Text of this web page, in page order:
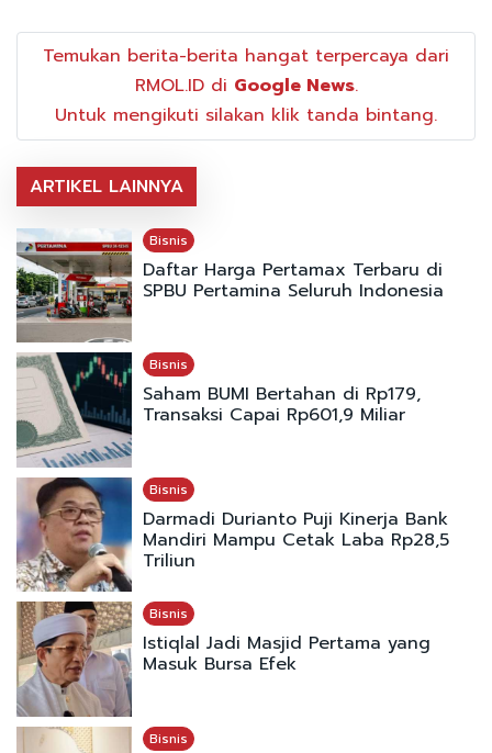
Temukan berita-berita hangat terpercaya dari
RMOL.ID di Google News.
Untuk mengikuti silakan klik tanda bintang.
ARTIKEL LAINNYA
Bisnis
Daftar Harga Pertamax Terbaru di
SPBU Pertamina Seluruh Indonesia
Bisnis
Saham BUMI Bertahan di Rp179,
Transaksi Capai Rp601,9 Miliar
Bisnis
Darmadi Durianto Puji Kinerja Bank
Mandiri Mampu Cetak Laba Rp28,5
Triliun
Bisnis
Istiqlal Jadi Masjid Pertama yang
Masuk Bursa Efek
Bisnis